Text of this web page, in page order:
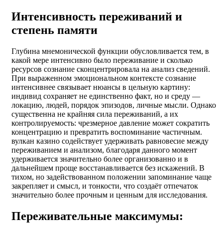
Интенсивность переживаний и
степень памяти
Глубина мнемонической функции обусловливается тем, в
какой мере интенсивно было переживание и сколько
ресурсов сознание сконцентрировала на анализ сведений.
При выраженном эмоциональном контексте сознание
интенсивнее связывает нюансы в цельную картину:
индивид сохраняет не единственно факт, но и среду —
локацию, людей, порядок эпизодов, личные мысли. Однако
существенна не крайняя сила переживаний, а их
контролируемость: чрезмерное давление может сократить
концентрацию и превратить воспоминание частичным.
вулкан казино содействует удерживать равновесие между
переживанием и анализом, благодаря данного момент
удерживается значительно более организованно и в
дальнейшем проще восстанавливается без искажений. В
тихом, но задействованном положении запоминание чаще
закрепляет и смысл, и тонкости, что создаёт отпечаток
значительно более прочным и ценным для исследования.
Переживательные максимумы: